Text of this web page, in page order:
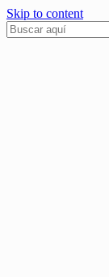
Skip to content